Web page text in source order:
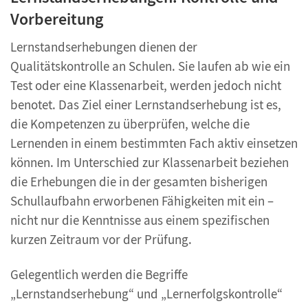
Vorbereitung
Lernstandserhebungen dienen der
Qualitätskontrolle an Schulen. Sie laufen ab wie ein
Test oder eine Klassenarbeit, werden jedoch nicht
benotet. Das Ziel einer Lernstandserhebung ist es,
die Kompetenzen zu überprüfen, welche die
Lernenden in einem bestimmten Fach aktiv einsetzen
können. Im Unterschied zur Klassenarbeit beziehen
die Erhebungen die in der gesamten bisherigen
Schullaufbahn erworbenen Fähigkeiten mit ein –
nicht nur die Kenntnisse aus einem spezifischen
kurzen Zeitraum vor der Prüfung.
Gelegentlich werden die Begriffe
„Lernstandserhebung“ und „Lernerfolgskontrolle“